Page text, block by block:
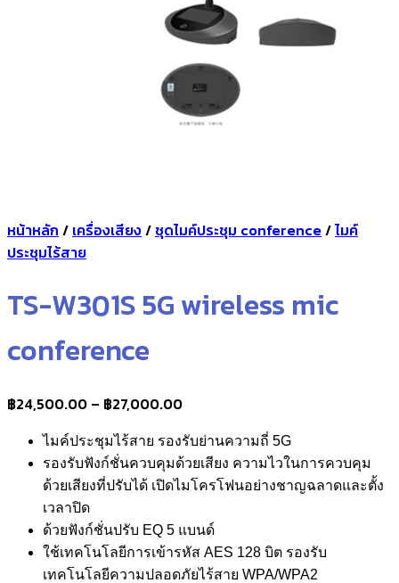
หน้าหลัก / เครื่องเสียง/ชุดไมค์ประชุม conference/ไมค์
ประชุมไร้สาย
TS-W301S 5G wireless mic
conference
฿24,500.00 – ฿27,000.00Price
฿24,500.00
through
฿27,000.00
ไมค์ประชุมไร้สาย รองรับย่านความถี่ 5G
รองรับฟังก์ชั่นควบคุมด้วยเสียง ความไวในการควบคุม
ด้วยเสียงที่ปรับได้ เปิดไมโครโฟนอย่างชาญฉลาดและตั้ง
เวลาปิด
ด้วยฟังก์ชั่นปรับ EQ 5 แบนด์
ใช้เทคโนโลยีการเข้ารหัส AES 128 บิต รองรับ
เทคโนโลยีความปลอดภัยไร้สาย WPA/WPA2